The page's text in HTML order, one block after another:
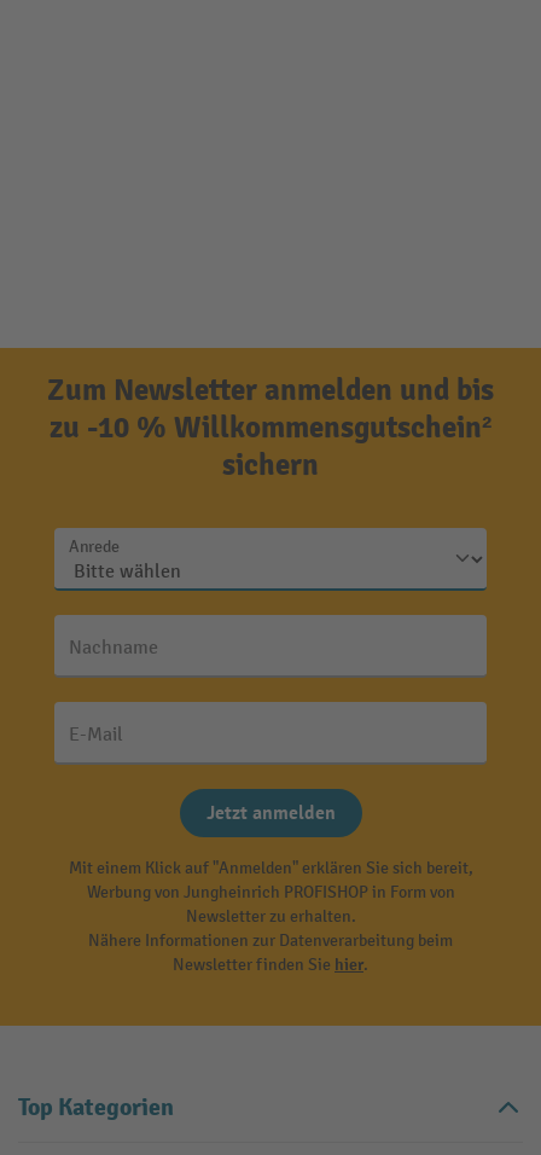
Zum Newsletter anmelden und bis
zu -10 % Willkommensgutschein²
sichern
Anrede
Nachname
E-Mail
Jetzt anmelden
Mit einem Klick auf "Anmelden" erklären Sie sich bereit,
Werbung von Jungheinrich PROFISHOP in Form von
Newsletter zu erhalten.
Nähere Informationen zur Datenverarbeitung beim
Newsletter finden Sie hier.
Top Kategorien